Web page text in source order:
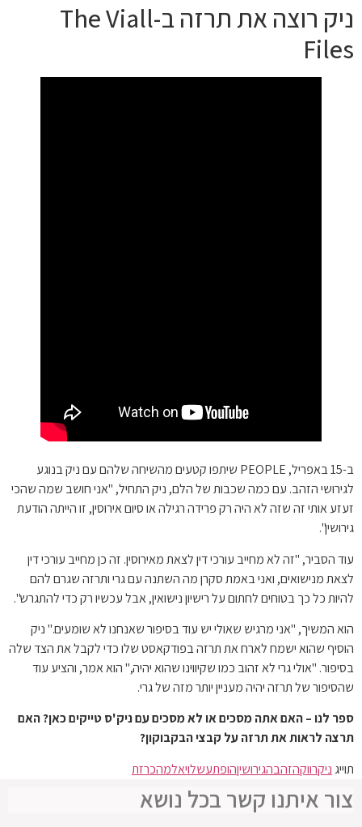
ניק רוצה את תרזה ב-The Viall
Files
ב-15 באפריל, PEOPLE שיתפו קטעים מהשיחה שלהם עם ניק בנוגע
לגירושי הזהב. עם כמה שכבות של הלם, ניק התחיל, "אני חושב שמה שהכי
זעזע אותי זה שזה לא היה רק ​​פרידה רגילה או סיום אירוסין, זו הייתה הודעת
גירושין".
עוד הסביר, "זה לא מחייב עורכי דין לצאת מאירוסין. זה כן מחייב עורכי דין
לצאת מנישואים, ואני באמת סקרן מה השתנה עם גרי ותרזה שגרם להם
להיות כל כך בטוחים לחתום על רישיון נישואין, אבל עכשיו רק כדי להתגרש".
הוא המשיך, "אני מרגיש שאולי יש עוד בסיפור שאנחנו לא שומעים." ניק
הוסיף שהוא ישמח לארח את תרזה בפודקאסט שלו כדי לקבל את הצד שלה
בסיפור. "אולי גרי לא זהוב כמו שקיווינו שהוא יהיה," הוא אמר, והציע עוד
שהסיפור של תרזה יהיה מעניין יותר מזה של גרי.
ספר לנו – האם אתה מסכים או לא מסכים עם ניק'ס טייקים כאן? האם
תרצה לראות את תרזה על קבצי הבקבוקון?
תוייג ניקרווקהזהבהגירושיןהופתעשלויאלמהכרזת
צור איתנו קשר בכל נושא